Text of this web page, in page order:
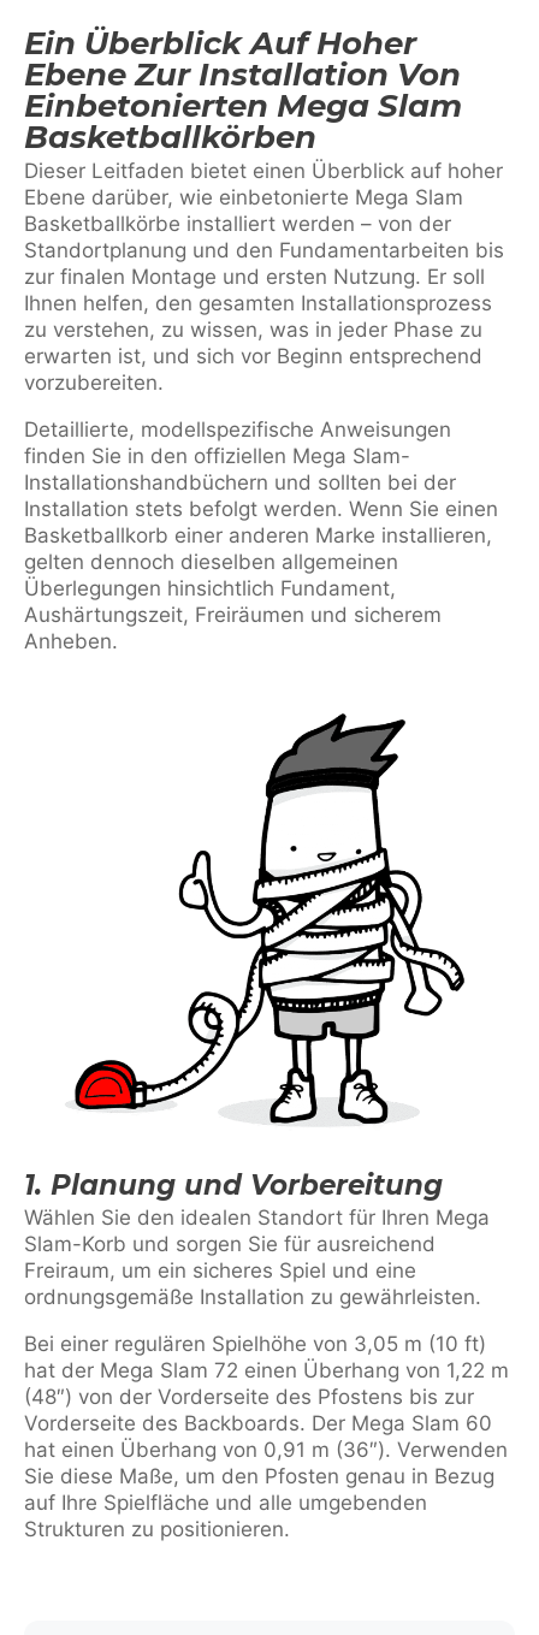
Ein Überblick Auf Hoher
Ebene Zur Installation Von
Einbetonierten Mega Slam
Basketballkörben
Dieser Leitfaden bietet einen Überblick auf hoher
Ebene darüber, wie einbetonierte Mega Slam
Basketballkörbe installiert werden – von der
Standortplanung und den Fundamentarbeiten bis
zur finalen Montage und ersten Nutzung. Er soll
Ihnen helfen, den gesamten Installationsprozess
zu verstehen, zu wissen, was in jeder Phase zu
erwarten ist, und sich vor Beginn entsprechend
vorzubereiten.
Detaillierte, modellspezifische Anweisungen
finden Sie in den offiziellen Mega Slam-
Installationshandbüchern und sollten bei der
Installation stets befolgt werden. Wenn Sie einen
Basketballkorb einer anderen Marke installieren,
gelten dennoch dieselben allgemeinen
Überlegungen hinsichtlich Fundament,
Aushärtungszeit, Freiräumen und sicherem
Anheben.
1. Planung und Vorbereitung
Wählen Sie den idealen Standort für Ihren Mega
Slam-Korb und sorgen Sie für ausreichend
Freiraum, um ein sicheres Spiel und eine
ordnungsgemäße Installation zu gewährleisten.
Bei einer regulären Spielhöhe von 3,05 m (10 ft)
hat der Mega Slam 72 einen Überhang von 1,22 m
(48″) von der Vorderseite des Pfostens bis zur
Vorderseite des Backboards. Der Mega Slam 60
hat einen Überhang von 0,91 m (36″). Verwenden
Sie diese Maße, um den Pfosten genau in Bezug
auf Ihre Spielfläche und alle umgebenden
Strukturen zu positionieren.